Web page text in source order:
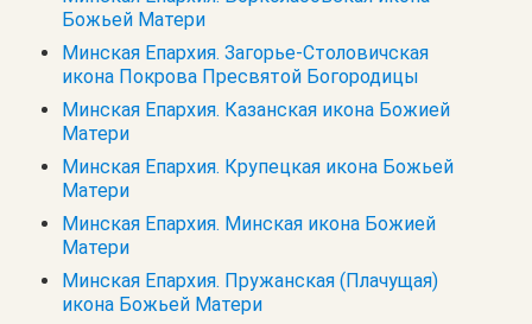
Божьей Матери
Минская Епархия. Загорье-Столовичская
икона Покрова Пресвятой Богородицы
Минская Епархия. Казанская икона Божией
Матери
Минская Епархия. Крупецкая икона Божьей
Матери
Минская Епархия. Минская икона Божией
Матери
Минская Епархия. Пружанская (Плачущая)
икона Божьей Матери